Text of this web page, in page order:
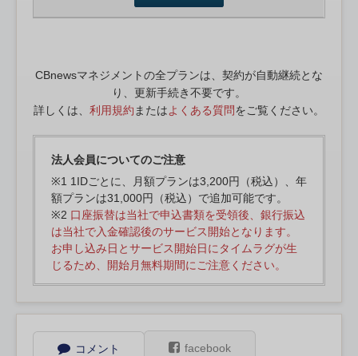
CBnewsマネジメントの全プランは、契約が自動継続とな
り、更新手続き不要です。
詳しくは、 利用規約 またはよくある質問をご覧ください。
法人会員についてのご注意
※1 1IDごとに、月額プランは3,200円（税込）、年
額プランは31,000円（税込）で追加可能です。
※2 口座振替は当社で申込書類を受領後、銀行振込
は当社で入金確認後のサービス開始となります。
お申し込み日とサービス開始日にタイムラグが生
じるため、開始月無料期間にご注意ください。
コメント facebook